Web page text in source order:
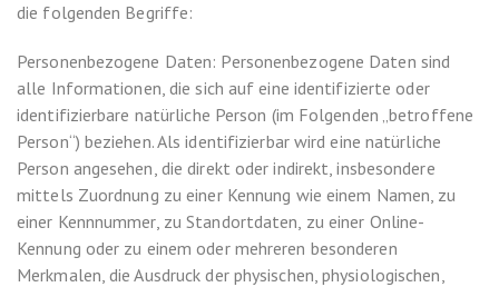
die folgenden Begriffe:
Personenbezogene Daten: Personenbezogene Daten sind
alle Informationen, die sich auf eine identifizierte oder
identifizierbare natürliche Person (im Folgenden „betroffene
Person“) beziehen. Als identifizierbar wird eine natürliche
Person angesehen, die direkt oder indirekt, insbesondere
mittels Zuordnung zu einer Kennung wie einem Namen, zu
einer Kennnummer, zu Standortdaten, zu einer Online-
Kennung oder zu einem oder mehreren besonderen
Merkmalen, die Ausdruck der physischen, physiologischen,